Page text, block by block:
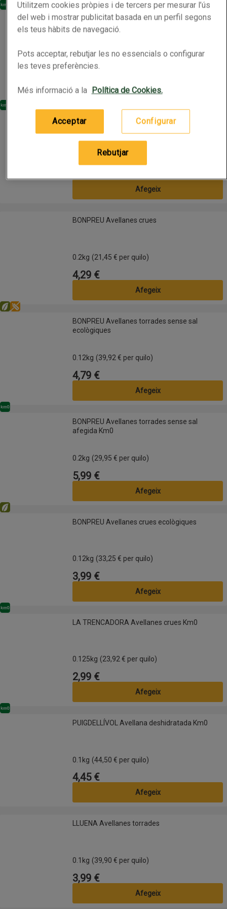
LA TRENCADORA Avellanes torrades sense closca Km0
Km0
LA TRENCADORA Avellanes torrades sense
closca Km0
0.225kg (26,44 € per quilo)
Afegeix
LA TRENCADORA Avellanes torrades sense closca Km0
Km0
LA TRENCADORA Avellanes torrades sense
0.125kg (27,92 € per quilo)
Afegeix
BONPREU Avellanes cruesBONPREU Avellanes crues
0.2kg (21,45 € per quilo)
Preu
4,29 €
Afegeix
BONPREU Avellanes torrades sense sal ecològiques
Eco
Sense gluten
BONPREU Avellanes torrades sense sal
ecològiques
0.12kg (39,92 € per quilo)
Preu
4,79 €
Afegeix
BONPREU Avellanes torrades sense sal afegida Km0
Km0
BONPREU Avellanes torrades sense sal
afegida Km0
0.2kg (29,95 € per quilo)
Preu
5,99 €
Afegeix
BONPREU Avellanes crues ecològiques
Eco
BONPREU Avellanes crues ecològiques
0.12kg (33,25 € per quilo)
Preu
3,99 €
Afegeix
LA TRENCADORA Avellanes crues Km0
Km0
LA TRENCADORA Avellanes crues Km0
0.125kg (23,92 € per quilo)
Preu
2,99 €
Afegeix
PUIGDELLÍVOL Avellana deshidratada Km0
Km0
PUIGDELLÍVOL Avellana deshidratada Km0
0.1kg (44,50 € per quilo)
Preu
4,45 €
Afegeix
LLUENA Avellanes torradesLLUENA Avellanes torrades
0.1kg (39,90 € per quilo)
Preu
3,99 €
Afegeix
Utilitzem cookies pròpies i de tercers per mesurar l’ús
del web i mostrar publicitat basada en un perfil segons
els teus hàbits de navegació.
Pots acceptar, rebutjar les no essencials o configurar
les teves preferències.
Més informació a la Política de Cookies.
Configurar
Rebutjar
Acceptar